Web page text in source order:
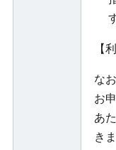
【
な
お
あ
き